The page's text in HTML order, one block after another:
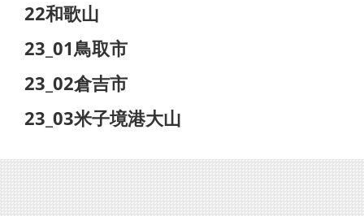
22和歌山
23_01鳥取市
23_02倉吉市
23_03米子境港大山